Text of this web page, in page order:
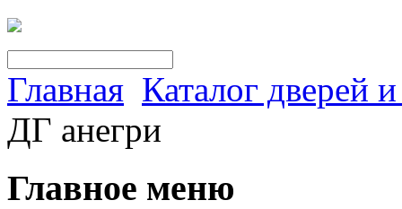
Главная Каталог дверей
ДГ анегри
Главное меню